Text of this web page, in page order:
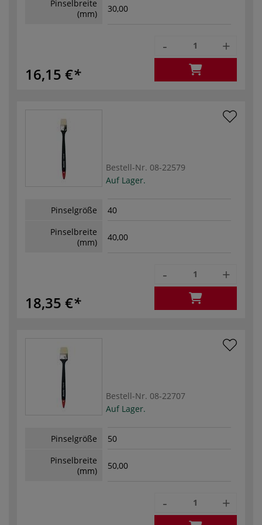
Pinselbreite
(mm)
30,00
16,15 €
- +
Bestell-Nr. 08-22579
Auf Lager.
Pinselgröße
40
Pinselbreite
(mm)
40,00
18,35 €
- +
Bestell-Nr. 08-22707
Auf Lager.
Pinselgröße
50
Pinselbreite
(mm)
50,00
- +